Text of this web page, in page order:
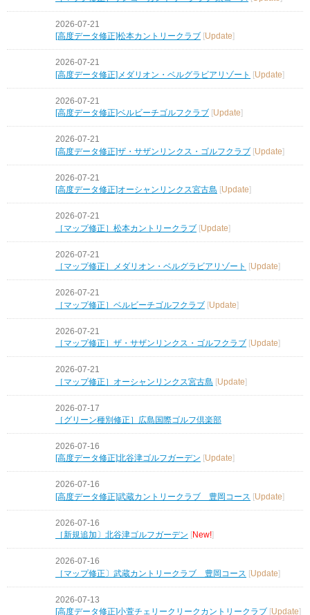
2026-07-21
[高度データ修正]松本カントリークラブ
Update
2026-07-21
[高度データ修正]メダリオン・ベルグラビアリゾート
[Update]
2026-07-21
[高度データ修正]ベルビーチゴルフクラブ
Update
2026-07-21
[高度データ修正]ザ・サザンリンクス・ゴルフクラブ [Update]
2026-07-21
[高度データ修正]オーシャンリンクス宮古島
Update
2026-07-21
［マップ修正］松本カントリークラブ [Update]
2026-07-21
［マップ修正］メダリオン・ベルグラビアリゾート
[Update]
2026-07-21
［マップ修正］ベルビーチゴルフクラブ [Update]
2026-07-21
［マップ修正］ザ・サザンリンクス・ゴルフクラブ [Update]
2026-07-21
［マップ修正］オーシャンリンクス宮古島 [Update]
2026-07-17
［グリーン種別修正］広島国際ゴルフ倶楽部
2026-07-16
[高度データ修正]北谷津ゴルフガーデン
Update
2026-07-16
[高度データ修正]武蔵カントリークラブ 豊岡コース [Update]
2026-07-16
［新規追加〕北谷津ゴルフガーデン
New!
2026-07-16
［マップ修正〕武蔵カントリークラブ 豊岡コース [Update]
2026-07-13
[高度データ修正]小萱チェリークリークカントリークラブ
Update